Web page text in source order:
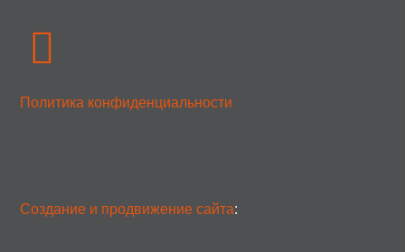
Политика конфиденциальности
Создание и продвижение сайта: